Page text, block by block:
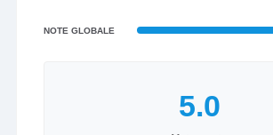
NOTE GLOBALE